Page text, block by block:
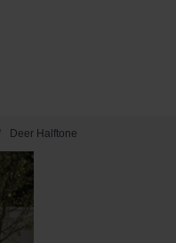
Deer Halftone